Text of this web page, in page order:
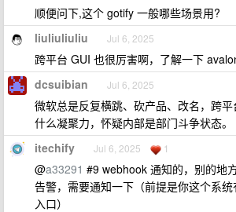
顺便问下,这个 gotify 一般哪些场景用?
liuliuliuliu Jul 6, 2025
跨平台 GUI 也很厉害啊，了解一下
dcsuibian Jul 6, 2025
微软总是反复横跳、砍产品、改名，跨
什么凝聚力，怀疑内部是部门斗争状态。
itechify Jul 6, 2025 1
@a33291 #9 webhook 通知的，别的地
告警，需要通知一下（前提是你这个系
入口）